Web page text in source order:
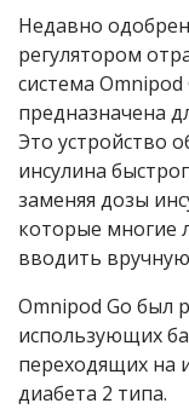
Недавно
регулятором
система
предназначена
Это устройство
инсулина
заменяя дозы
которые многие
вводить
Omnipod Go был
использующих
переходящих на
диабета 2 типа.